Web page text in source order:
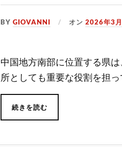
BYGIOVANNI オン2026年3
中国地方南部に位置する県
所としても重要な役割を担っ
続きを読む